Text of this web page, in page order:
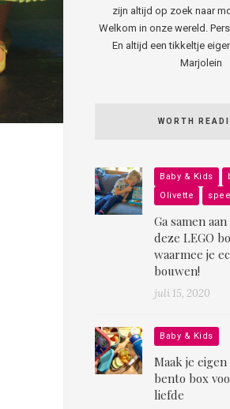
zijn altijd op zoek naar
Welkom in onze wereld.
En altijd een tikkeltje
Marjolein
WORTH
Baby & Kids
Olivette
Ga samen
deze LEGO
waarmee je
bouwen!
juli 15, 2020
Baby & Kids
Maak je
bento box
liefde